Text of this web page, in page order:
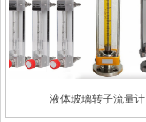
液体玻璃转子流量计